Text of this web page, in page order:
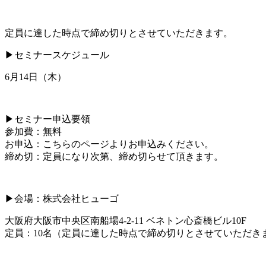
定員に達した時点で締め切りとさせていただきます。
▶セミナースケジュール
6月14日（木）
▶セミナー申込要領
参加費：無料
お申込：こちらのページよりお申込みください。
締め切：定員になり次第、締め切らせて頂きます。
▶会場：株式会社ヒューゴ
大阪府大阪市中央区南船場4-2-11 ベネトン心斎橋ビル10F
定員：10名（定員に達した時点で締め切りとさせていただき